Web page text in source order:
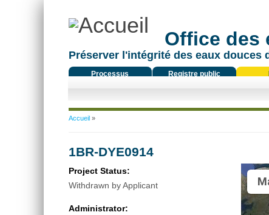
Office des
Préserver l'intégrité des eaux douces
Processus
Registre public
Vous êtes ici
Accueil»
1BR-DYE0914
Project Status:
Withdrawn by Applicant
Administrator: